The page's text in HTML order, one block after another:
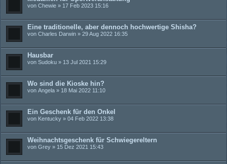
von Chewie » 17 Feb 2023 15:16
Eine traditionelle, aber dennoch hochwertige Shisha?
von Charles Darwin » 29 Aug 2022 16:35
Hausbar
von Sudoku » 13 Jul 2021 15:29
Wo sind die Kioske hin?
von Angela » 18 Mai 2022 11:10
Ein Geschenk für den Onkel
von Kentucky » 04 Feb 2022 13:38
Weihnachtsgeschenk für Schwiegereltern
von Grey » 15 Dez 2021 15:43